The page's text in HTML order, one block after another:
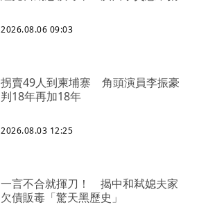
2026.08.06 09:03
拐賣49人到柬埔寨 角頭演員李振豪
判18年再加18年
2026.08.03 12:25
一言不合就揮刀！ 揭中和弒媳夫家
欠債販毒「驚天黑歷史」